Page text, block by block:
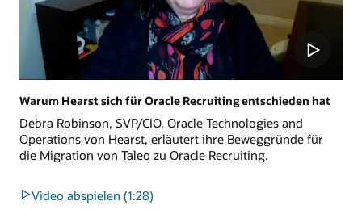
Warum Hearst sich für Oracle Recruiting entschieden hat
Debra Robinson, SVP/CIO, Oracle Technologies and
Operations von Hearst, erläutert ihre Beweggründe für
die Migration von Taleo zu Oracle Recruiting.
Video abspielen (1:28)